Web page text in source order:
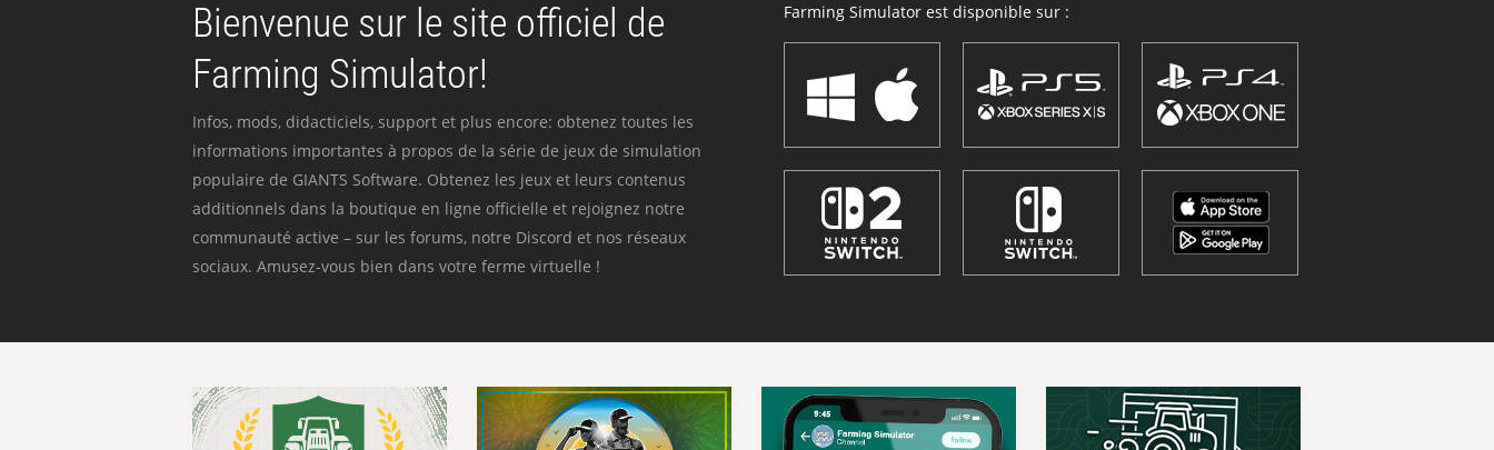
Bienvenue sur le site officiel de
Farming Simulator!
Infos, mods, didacticiels, support et plus encore: obtenez toutes les
informations importantes à propos de la série de jeux de simulation
populaire de GIANTS Software. Obtenez les jeux et leurs contenus
additionnels dans la boutique en ligne officielle et rejoignez notre
communauté active – sur les forums, notre Discord et nos réseaux
sociaux. Amusez-vous bien dans votre ferme virtuelle !
Farming Simulator est disponible sur :